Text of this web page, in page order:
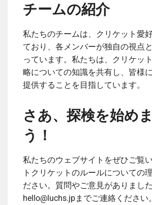
チームの紹介
私たちのチームは、クリケット愛
ており、各メンバーが独自の視点
っています。私たちは、クリケッ
略についての知識を共有し、皆様
提供することを目指しています。
さあ、探検を始め
う！
私たちのウェブサイトをぜひご覧
トクリケットのルールについての
ださい。質問やご意見がありまし
hello@luchs.jpまでご連絡ください